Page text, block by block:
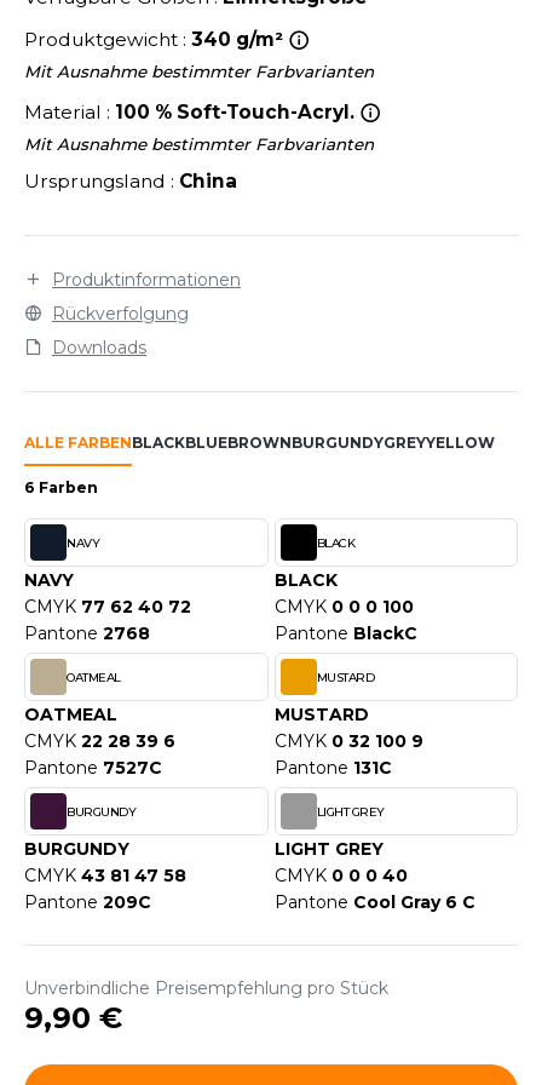
LABEL / TEAR AWAY
UND JACKEN
ROW
OF THE LOOM
OF THE LOOM VINTAGE
- BLANKS
COOL
HOODS
T'S
Produktgewicht : 340 g/m²
Mit Ausnahme bestimmter Farbvarianten
Material : 100 % Soft-Touch-Acryl.
Mit Ausnahme bestimmter Farbvarianten
Ursprungsland : China
Produktinformationen
Rückverfolgung
Downloads
ALLE FARBENBLACKBLUEBROWNBURGUNDYGREYYELLOW
6 Farben
NAVY
NAVY
CMYK 77 62 40 72
Pantone 2768
BLACK
BLACK
CMYK 0 0 0 100
Pantone BlackC
OATMEAL
OATMEAL
CMYK 22 28 39 6
Pantone 7527C
MUSTARD
MUSTARD
CMYK 0 32 100 9
Pantone 131C
BURGUNDY
BURGUNDY
CMYK 43 81 47 58
Pantone 209C
LIGHT GREY
LIGHT GREY
CMYK 0 0 0 40
Pantone Cool Gray 6 C
Unverbindliche Preisempfehlung pro Stück
9,90 €